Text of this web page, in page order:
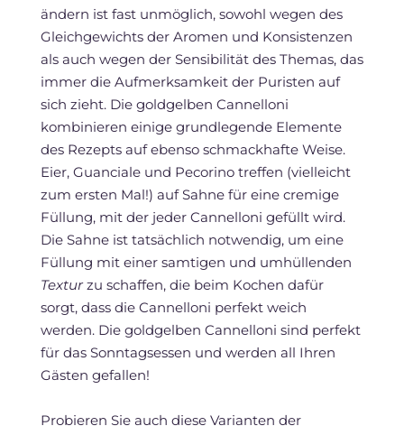
ändern ist fast unmöglich, sowohl wegen des
Gleichgewichts der Aromen und Konsistenzen
als auch wegen der Sensibilität des Themas, das
immer die Aufmerksamkeit der Puristen auf
sich zieht. Die goldgelben Cannelloni
kombinieren einige grundlegende Elemente
des Rezepts auf ebenso schmackhafte Weise.
Eier, Guanciale und Pecorino treffen (vielleicht
zum ersten Mal!) auf Sahne für eine cremige
Füllung, mit der jeder Cannelloni gefüllt wird.
Die Sahne ist tatsächlich notwendig, um eine
Füllung mit einer samtigen und umhüllenden
Texturzu schaffen, die beim Kochen dafür
sorgt, dass die Cannelloni perfekt weich
werden. Die goldgelben Cannelloni sind perfekt
für das Sonntagsessen und werden all Ihren
Gästen gefallen!
Probieren Sie auch diese Varianten der